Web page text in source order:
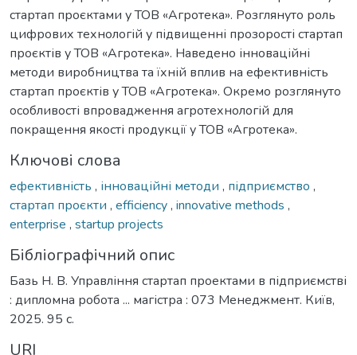
стартап проєктами у ТОВ «Агротека». Розглянуто роль
цифрових технологій у підвищенні прозорості стартап
проєктів у ТОВ «Агротека». Наведено інноваційні
методи виробництва та їхній вплив на ефективність
стартап проєктів у ТОВ «Агротека». Окремо розглянуто
особливості впровадження агротехнологій для
покращення якості продукції у ТОВ «Агротека».
Ключові слова
ефективність , інноваційні методи , підприємство ,
стартап проєкти , efficiency, innovative methods ,
enterprise , startup projects
Бібліографічний опис
Базь Н. В. Управління стартап проектами в підприємстві
: дипломна робота ... магістра : 073 Менеджмент. Київ,
2025. 95 с.
URI